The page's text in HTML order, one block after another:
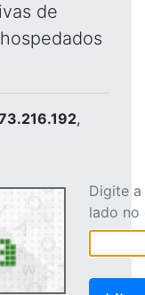
de
,
Digite
lado no